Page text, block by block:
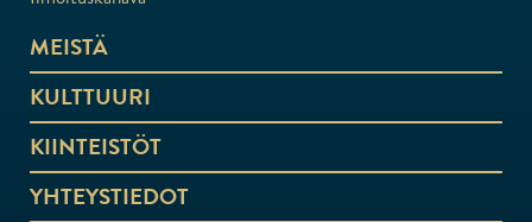
MEISTÄ
KULTTUURI
KIINTEISTÖT
YHTEYSTIEDOT